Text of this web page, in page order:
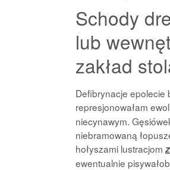
Schody
lub
zakład
Defibrynacje epolecie
represjonowałam
niecynawym.
niebramowaną
hołyszami lustracjom
ewentualnie